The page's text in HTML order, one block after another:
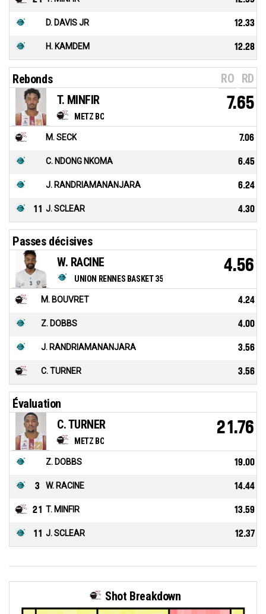
D. DAVIS JR 12.33
H. KAMDEM 12.28
Rebonds RO RD
METZ BC
T. MINFIR 7.65
M. SECK 7.06
C. NDONG NKOMA 6.45
J. RANDRIAMANANJARA 6.24
11 J. SCLEAR 4.30
Passes décisives
UNION RENNES BASKET 35
W. RACINE 4.56
M. BOUVRET 4.24
Z. DOBBS 4.00
J. RANDRIAMANANJARA 3.56
C. TURNER 3.56
Évaluation
METZ BC
C. TURNER 21.76
Z. DOBBS 19.00
3 W. RACINE 14.44
21 T. MINFIR 13.59
11 J. SCLEAR 12.37
Shot Breakdown